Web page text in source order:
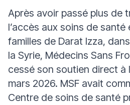
Après avoir passé plus de
l’accès aux soins de
familles de Darat Izza,
la Syrie, Médecins Sans
cessé son soutien direct à
mars 2026. MSF avait
Centre de soins de santé